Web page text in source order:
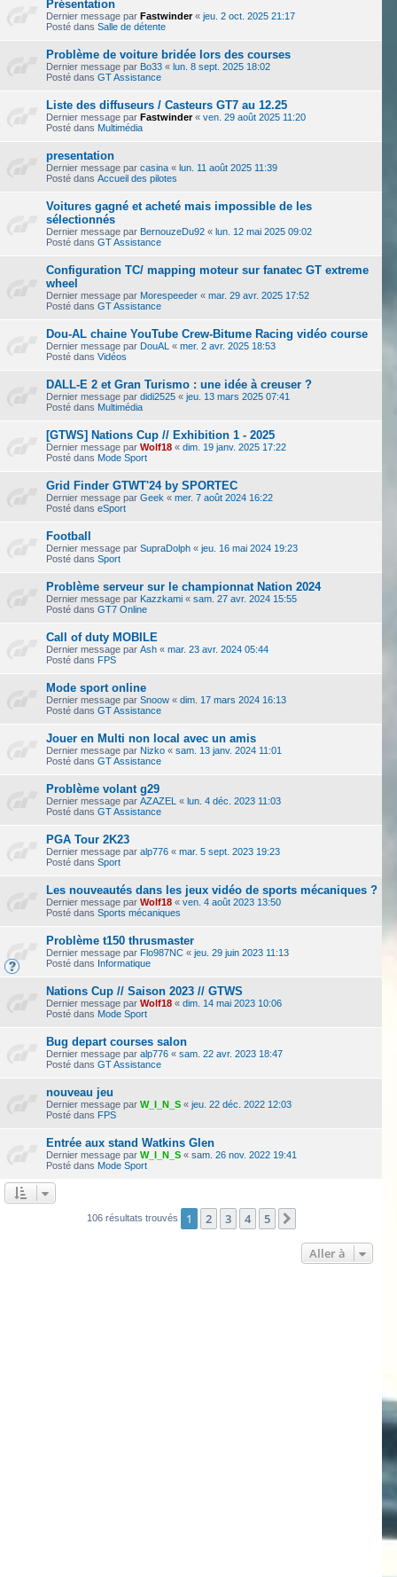
Présentation
Dernier message par Fastwinder« jeu. 2 oct. 2025 21:17
Posté dans Salle de détente
Problème de voiture bridée lors des courses
Dernier message par Bo33 « lun. 8 sept. 2025 18:02
Posté dans GT Assistance
Liste des diffuseurs / Casteurs GT7 au 12.25
Dernier message par Fastwinder« ven. 29 août 2025 11:20
Posté dans Multimédia
presentation
Dernier message par casina « lun. 11 août 2025 11:39
Posté dans Accueil des pilotes
Voitures gagné et acheté mais impossible de les
sélectionnés
Dernier message par BernouzeDu92 « lun. 12 mai 2025 09:02
Posté dans GT Assistance
Configuration TC/ mapping moteur sur fanatec GT extreme
wheel
Dernier message par Morespeeder « mar. 29 avr. 2025 17:52
Posté dans GT Assistance
Dou-AL chaine YouTube Crew-Bitume Racing vidéo course
Dernier message par DouAL « mer. 2 avr. 2025 18:53
Posté dans Vidéos
DALL-E 2 et Gran Turismo : une idée à creuser ?
Dernier message par didi2525 « jeu. 13 mars 2025 07:41
Posté dans Multimédia
[GTWS] Nations Cup // Exhibition 1 - 2025
Dernier message par Wolf18 « dim. 19 janv. 2025 17:22
Posté dans Mode Sport
Grid Finder GTWT'24 by SPORTEC
Dernier message par Geek « mer. 7 août 2024 16:22
Posté dans eSport
Football
Dernier message par SupraDolph « jeu. 16 mai 2024 19:23
Posté dans Sport
Problème serveur sur le championnat Nation 2024
Dernier message par Kazzkami « sam. 27 avr. 2024 15:55
Posté dans GT7 Online
Call of duty MOBILE
Dernier message par Ash « mar. 23 avr. 2024 05:44
Posté dans FPS
Mode sport online
Dernier message par Snoow « dim. 17 mars 2024 16:13
Posté dans GT Assistance
Jouer en Multi non local avec un amis
Dernier message par Nizko « sam. 13 janv. 2024 11:01
Posté dans GT Assistance
Problème volant g29
Dernier message par AZAZEL « lun. 4 déc. 2023 11:03
Posté dans GT Assistance
PGA Tour 2K23
Dernier message par alp776 « mar. 5 sept. 2023 19:23
Posté dans Sport
Les nouveautés dans les jeux vidéo de sports mécaniques ?
Dernier message par Wolf18 « ven. 4 août 2023 13:50
Posté dans Sports mécaniques
Problème t150 thrusmaster
Dernier message par Flo987NC « jeu. 29 juin 2023 11:13
Posté dans Informatique
Nations Cup // Saison 2023 // GTWS
Dernier message par Wolf18 « dim. 14 mai 2023 10:06
Posté dans Mode Sport
Bug depart courses salon
Dernier message par alp776 « sam. 22 avr. 2023 18:47
Posté dans GT Assistance
nouveau jeu
Dernier message par W_I_N_S « jeu. 22 déc. 2022 12:03
Posté dans FPS
Entrée aux stand Watkins Glen
Dernier message par W_I_N_S « sam. 26 nov. 2022 19:41
Posté dans Mode Sport
106 résultats trouvés 1 2 3 4 5
Aller à